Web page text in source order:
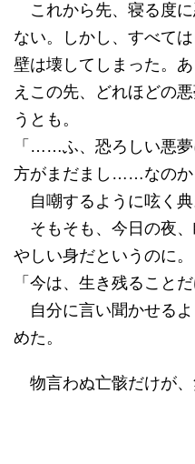
これから先、寝る度
ない。しかし、すべて
壁は壊してしまった。
えこの先、どれほどの
うとも。
「……ふ、恐ろしい悪
方がまだまし……なのか
自嘲するように呟く典
そもそも、今日の夜
やしい身だというのに。
「今は、生き残ること
自分に言い聞かせる
めた。
物言わぬ亡骸だけが、